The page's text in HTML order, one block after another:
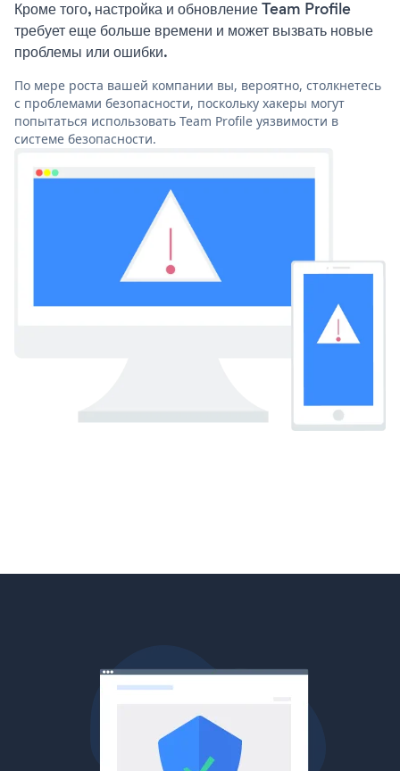
Кроме того, настройка и обновление Team Profile
требует еще больше времени и может вызвать новые
проблемы или ошибки.
По мере роста вашей компании вы, вероятно, столкнетесь
с проблемами безопасности, поскольку хакеры могут
попытаться использовать Team Profile уязвимости в
системе безопасности.